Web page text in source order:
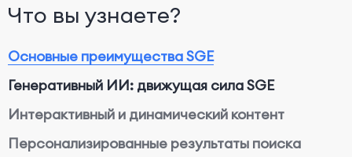
Что вы узнаете?
Основные преимущества SGE
Генеративный ИИ: движущая сила SGE
Интерактивный и динамический контент
Персонализированные результаты поиска